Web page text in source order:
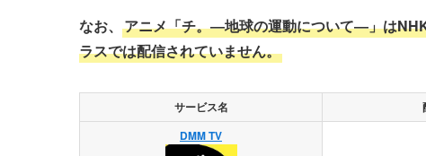
なお、 アニメ「チ。―地球の運動について―」は
ラスでは配信されていません。
サービス名
DMM TV